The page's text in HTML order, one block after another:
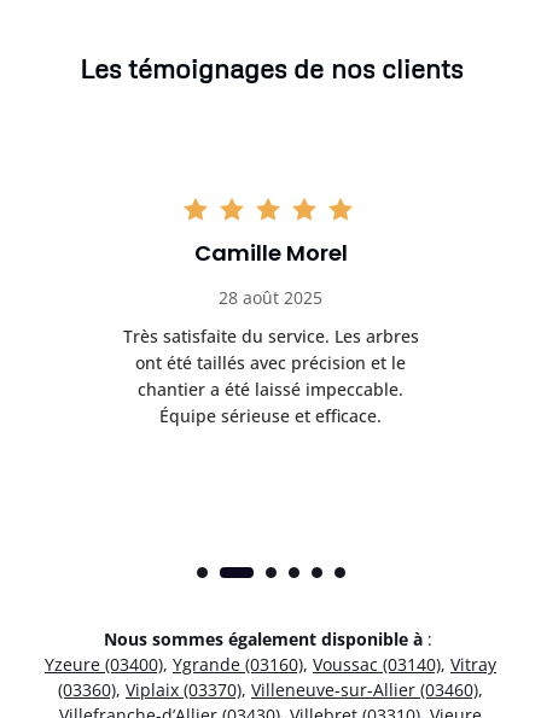
Les témoignages de nos clients
Camille Morel
28 août 2025
Très satisfaite du service. Les arbres
ont été taillés avec précision et le
chantier a été laissé impeccable.
Équipe sérieuse et efficace.
Nous sommes également disponible à :
Yzeure (03400), Ygrande (03160), Voussac (03140), Vitray
(03360), Viplaix (03370), Villeneuve-sur-Allier (03460),